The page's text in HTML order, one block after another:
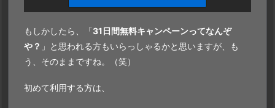
もしかしたら、「31日間無料キャンペーンってなんぞ
や？ 」と思われる方もいらっしゃるかと思いますが、も
う、そのままですね。（笑）
初めて利用する方は、